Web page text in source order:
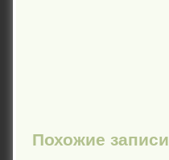
Похожие записи